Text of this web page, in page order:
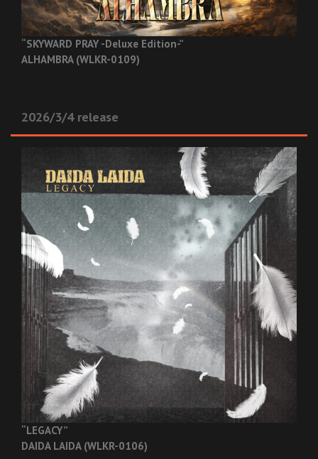
“SKYWARD PRAY -Deluxe Edition-”
ALHAMBRA (WLKR-0109)
2026/3/4 release
“LEGACY”
DAIDA LAIDA (WLKR-0106)